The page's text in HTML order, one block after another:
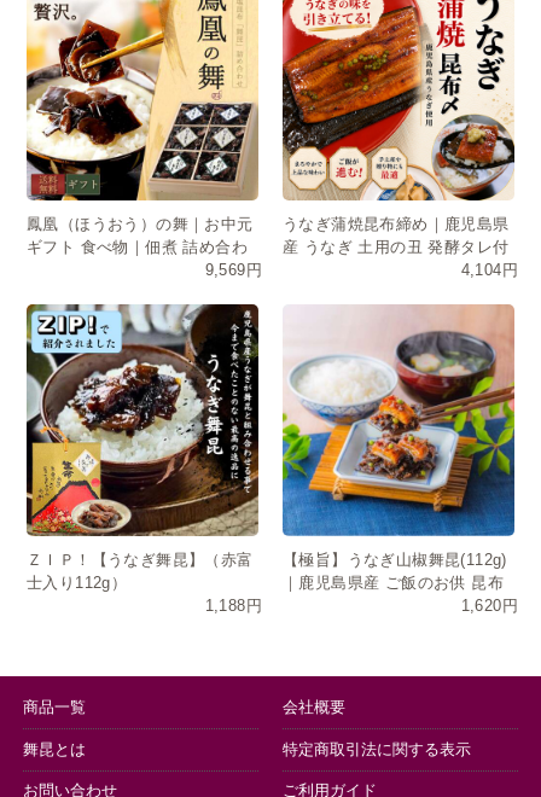
鳳凰（ほうおう）の舞｜お中元
ギフト 食べ物｜佃煮 詰め合わ
9,569円
うなぎ蒲焼昆布締め｜鹿児島県
産 うなぎ 土用の丑 発酵タレ付
4,104円
ＺＩＰ！【うなぎ舞昆】（赤富
士入り112g）
1,188円
【極旨】うなぎ山椒舞昆(112g)
｜鹿児島県産 ご飯のお供 昆布
1,620円
商品一覧
舞昆とは
会社概要
特定商取引法に関する表示
お問い合わせ ご利用ガイド